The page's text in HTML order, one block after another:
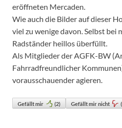
eröffneten Mercaden.
Wie auch die Bilder auf dieser
viel zu wenige davon. Selbst bei
Radständer heillos überfüllt.
Als Mitglieder der AGFK-BW
Fahrradfreundlicher
vorausschauender agieren.
Gefällt mir (2) Gefällt mir nicht (